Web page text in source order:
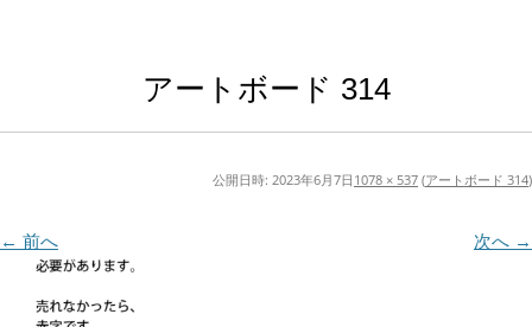
アートボード 314
公開日時: 2023年6月7日 1078 × 537 (アートボード 314)
← 前へ 次へ →